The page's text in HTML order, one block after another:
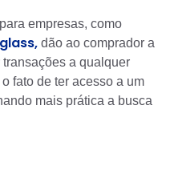
empresas, como
dão ao comprador a
a qualquer
fato de ter acesso a um
mais prática a busca